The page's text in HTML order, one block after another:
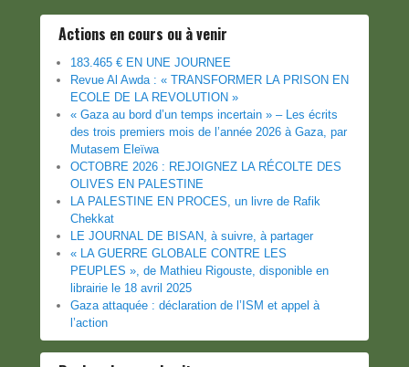
Actions en cours ou à venir
183.465 € EN UNE JOURNEE
Revue Al Awda : « TRANSFORMER LA PRISON EN
ECOLE DE LA REVOLUTION »
« Gaza au bord d’un temps incertain » – Les écrits
des trois premiers mois de l’année 2026 à Gaza, par
Mutasem Eleïwa
OCTOBRE 2026 : REJOIGNEZ LA RÉCOLTE DES
OLIVES EN PALESTINE
LA PALESTINE EN PROCES, un livre de Rafik
Chekkat
LE JOURNAL DE BISAN, à suivre, à partager
« LA GUERRE GLOBALE CONTRE LES
PEUPLES », de Mathieu Rigouste, disponible en
librairie le 18 avril 2025
Gaza attaquée : déclaration de l’ISM et appel à
l’action